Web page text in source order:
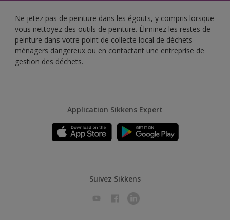
Ne jetez pas de peinture dans les égouts, y compris lorsque
vous nettoyez des outils de peinture. Éliminez les restes de
peinture dans votre point de collecte local de déchets
ménagers dangereux ou en contactant une entreprise de
gestion des déchets.
Application Sikkens Expert
Suivez Sikkens